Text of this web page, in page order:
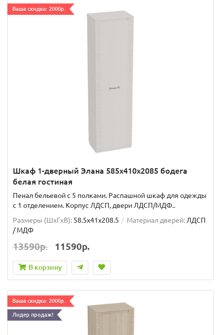
Ваша скидка: 2000р.
Шкаф 1-дверный Элана 585х410х2085 бодега
белая гостиная
Пенал бельевой с 5 полками. Распашной шкаф для одежды
с 1 отделением. Корпус ЛДСП, двери ЛДСП/МДФ..
Размеры (ШxГxВ): 58.5x41x208.5 Материал дверей: ЛДСП
/ МДФ
13590р. 11590р.
В корзину
Ваша скидка: 2000р.
Лидер продаж!